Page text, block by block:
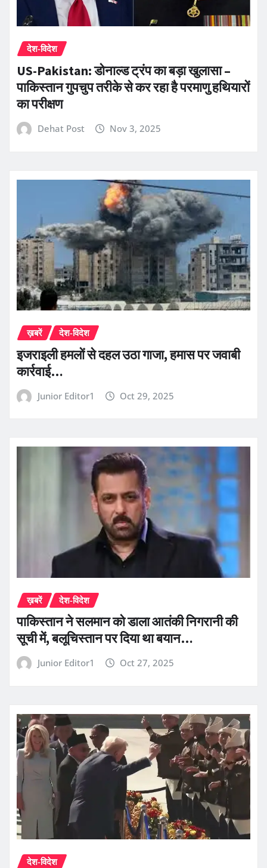
देश-विदेश
US-Pakistan: डोनाल्ड ट्रंप का बड़ा खुलासा –
पाकिस्तान गुपचुप तरीके से कर रहा है परमाणु हथियारों
का परीक्षण
Dehat Post Nov 3, 2025
ख़बरें देश-विदेश
इजराइली हमलों से दहल उठा गाजा, हमास पर जवाबी
कार्रवाई…
Junior Editor1 Oct 29, 2025
ख़बरें देश-विदेश
पाकिस्तान ने सलमान को डाला आतंकी निगरानी की
सूची में, बलूचिस्तान पर दिया था बयान…
Junior Editor1 Oct 27, 2025
देश-विदेश